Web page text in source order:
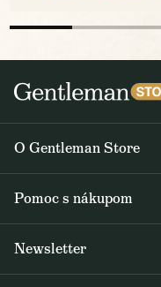
O Gentleman Store
Journal
Pomoc s nákupom
Newsletter